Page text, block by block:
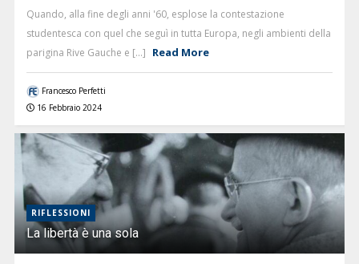
Quando, alla fine degli anni '60, esplose la contestazione
studentesca con quel che seguì in tutta Europa, negli ambienti della
parigina Rive Gauche e [...] Read More
Francesco Perfetti
16 Febbraio 2024
RIFLESSIONI
La libertà è una sola